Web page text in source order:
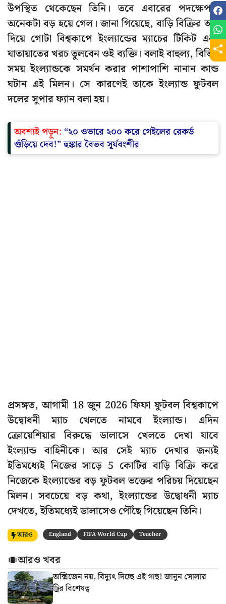
উপস্থিত থেকেছেন তিনি। তবে এবারের পদক্ষেপটা
অনেকটা বড় হয়ে গেল। জানা গিয়েছে, বাড়ি বিক্রির অর্থ
দিয়ে গোটা বিশ্বকাপে ইংল্যান্ডের ম্যাচের টিকিট এবং
যাতায়াতের খরচ তুলবেন ওই ব্যক্তি। বলাই বাহুল্য, বিভিন্ন
সময় ইংল্যান্ডকে সমর্থন করার পাশাপাশি নানান কান্ড
ঘটান এই মিলন। সে কারণেই তাকে ইংল্যান্ড ফুটবল
দলের সুপার ফ্যান বলা হয়।
অবশ্যই পড়ুন: “২০ ওভারে ২০০ করে গেইলের রেকর্ড
গুঁড়িয়ে দেব!” হুঙ্কার বৈভব সূর্যবংশীর
প্রসঙ্গত, আগামী 18 জুন 2026 ফিফা ফুটবল বিশ্বকাপে
উদ্বোধনী ম্যাচ খেলতে নামবে ইংল্যান্ড। এদিন
ক্রোয়েশিয়ার বিরুদ্ধে ডালাসে খেলতে দেখা যাবে
ইংল্যান্ড বাহিনীকে। আর সেই ম্যাচ দেখার জন্যই
ইতিমধ্যেই নিজের সাড়ে 5 কোটির বাড়ি বিক্রি করে
নিজেকে ইংল্যান্ডের বড় ফুটবল ভক্তের পরিচয় দিয়েছেন
মিলন। সবচেয়ে বড় কথা, ইংল্যান্ডের উদ্বোধনী ম্যাচ
দেখতে, ইতিমধ্যেই ডালাসেও পৌঁছে গিয়েছেন তিনি।
আরও England FIFA World Cup Teacher
আরও খবর
অক্সিজেন নয়, বিদ্যুৎ দিচ্ছে এই গাছ! জানুন সোলার
ট্রির বিশেষত্ব